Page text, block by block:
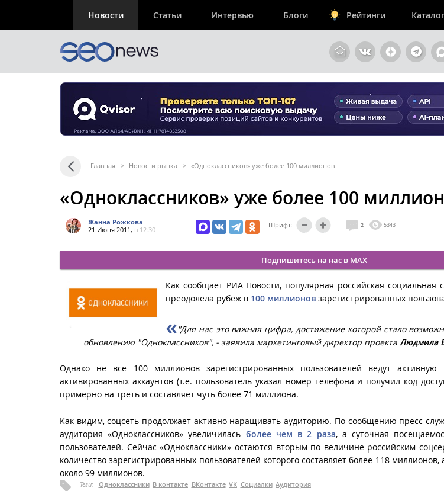
Новости Статьи Интервью Блоги Рейтинги
Главная > Новости рынка > «Одноклассников» уже более 100 миллионов
«Одноклассников» уже более 100
Жанна Рожкова
21 Июня 2011, в 12:30
Шрифт: 2 5343
Подпишитесь на нас в MAX
Как сообщает РИА Новости, популярная российская социальная
преодолела рубеж в 100 миллионов зарегистрированных
"Для нас это важная цифра, достижение которой стало
обновлению "Одноклассников", - заявила маркетинговый директор проекта Людмила
Однако не все 100 миллионов зарегистрированных пользователей ведут
активированных аккаунтов (т.е. пользователь указал номер телефона и получил код
примерно на треть и составляет чуть более 71 миллиона.
Как видим, соцсеть продолжает активно наращивать аудиторию. По сообщению пресс-
аудитория «Одноклассников» увеличилась более чем в 2 раза, а суточная
пользователей. Сейчас «Одноклассники» остаются вторым по величине российским
количество зарегистрированных пользователей которого составляет более 118
около 99 миллионов.
Теги: Одноклассники В контакте ВКонтакте VK Социалки Аудитория